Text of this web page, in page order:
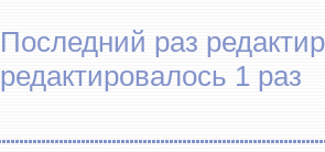
Последний раз
редактировалось 1 раз